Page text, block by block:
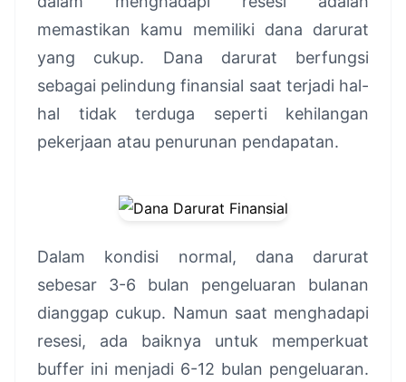
memastikan kamu memiliki dana darurat
yang cukup. Dana darurat berfungsi
sebagai pelindung finansial saat terjadi hal-
hal tidak terduga seperti kehilangan
pekerjaan atau penurunan pendapatan.
Dalam kondisi normal, dana darurat
sebesar 3-6 bulan pengeluaran bulanan
dianggap cukup. Namun saat menghadapi
resesi, ada baiknya untuk memperkuat
buffer ini menjadi 6-12 bulan pengeluaran.